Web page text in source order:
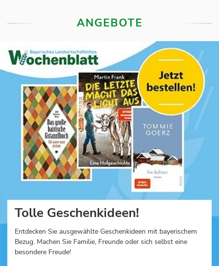
ANGEBOTE
Tolle Geschenkideen!
Entdecken Sie ausgewählte Geschenkideen mit bayerischem
Bezug. Machen Sie Familie, Freunde oder sich selbst eine
besondere Freude!